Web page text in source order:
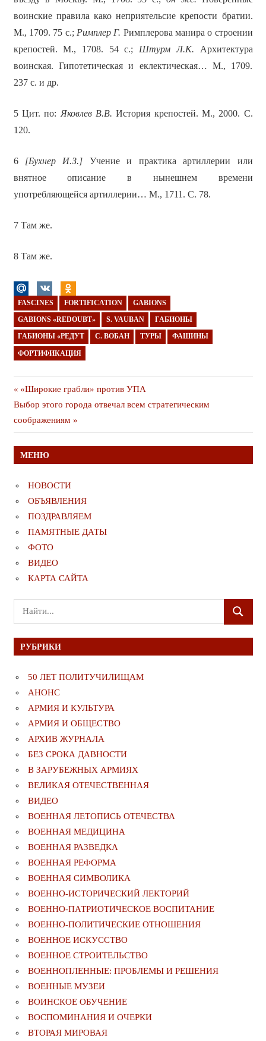
воинские правила како неприятельсие крепости братии.
М., 1709. 75 с.; Римплер Г. Римплерова манира о строении
крепостей. М., 1708. 54 с.; Штурм Л.К. Архитектура
воинская. Гипотетическая и еклектическая… М., 1709.
237 с. и др.
5 Цит. по: Яковлев В.В. История крепостей. М., 2000. С.
120.
6 [Бухнер И.З.] Учение и практика артиллерии или
внятное описание в нынешнем времени
употребляющейся артиллерии… М., 1711. С. 78.
7 Там же.
8 Там же.
FASCINES FORTIFICATION GABIONS
GABIONS «REDOUBT» S. VAUBAN ГАБИОНЫ
ГАБИОНЫ «РЕДУТ С. ВОБАН ТУРЫ ФАШИНЫ
ФОРТИФИКАЦИЯ
Навигация
по
записям
Предыдущая
публикация
«Широкие грабли» против УПА
Следующая
публикация
Выбор этого города отвечал всем стратегическим
соображениям
МЕНЮ
НОВОСТИ
ОБЪЯВЛЕНИЯ
ПОЗДРАВЛЯЕМ
ПАМЯТНЫЕ ДАТЫ
ФОТО
ВИДЕО
КАРТА САЙТА
Поиск
для:
ПОИСК
РУБРИКИ
50 ЛЕТ ПОЛИТУЧИЛИЩАМ
АНОНС
АРМИЯ И КУЛЬТУРА
АРМИЯ И ОБЩЕСТВО
АРХИВ ЖУРНАЛА
БЕЗ СРОКА ДАВНОСТИ
В ЗАРУБЕЖНЫХ АРМИЯХ
ВЕЛИКАЯ ОТЕЧЕСТВЕННАЯ
ВИДЕО
ВОЕННАЯ ЛЕТОПИСЬ ОТЕЧЕСТВА
ВОЕННАЯ МЕДИЦИНА
ВОЕННАЯ РАЗВЕДКА
ВОЕННАЯ РЕФОРМА
ВОЕННАЯ СИМВОЛИКА
ВОЕННО-ИСТОРИЧЕСКИЙ ЛЕКТОРИЙ
ВОЕННО-ПАТРИОТИЧЕСКОЕ ВОСПИТАНИЕ
ВОЕННО-ПОЛИТИЧЕСКИE ОТНОШЕНИЯ
ВОЕННОЕ ИСКУССТВО
ВОЕННОЕ СТРОИТЕЛЬСТВО
ВОЕННОПЛЕННЫЕ: ПРОБЛЕМЫ И РЕШЕНИЯ
ВОЕННЫЕ МУЗЕИ
ВОИНСКОЕ ОБУЧЕНИЕ
ВОСПОМИНАНИЯ И ОЧЕРКИ
ВТОРАЯ МИРОВАЯ